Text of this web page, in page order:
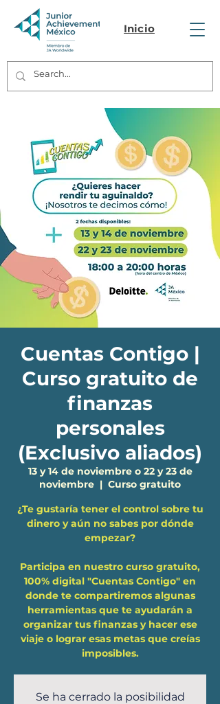
Inicio
Cuentas Contigo |
Curso gratuito de
finanzas
personales
(Exclusivo aliados)
13 y 14 de noviembre o 22 y 23 de
noviembre
  |
Curso gratuito
¿Te gustaría tener el control sobre tu
dinero y aún no sabes por dónde
empezar?
Participa en nuestro curso gratuito,
100% digital "Cuentas Contigo" en
donde te compartiremos algunas
herramientas que te ayudarán a
organizar tus finanzas y hacer ese
viaje o lograr esas metas que creías
Se ha cerrado la posibilidad